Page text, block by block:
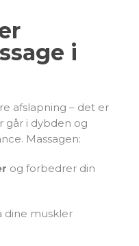
i
afslapning – det er
går i dybden og
Massagen:
og forbedrer din
dine muskler